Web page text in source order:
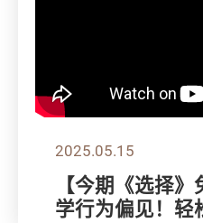
2025.05.15
【今期《选择
学行为偏见！轻